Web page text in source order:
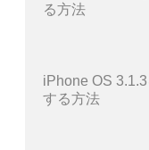
る方法
iPhone OS
する方法